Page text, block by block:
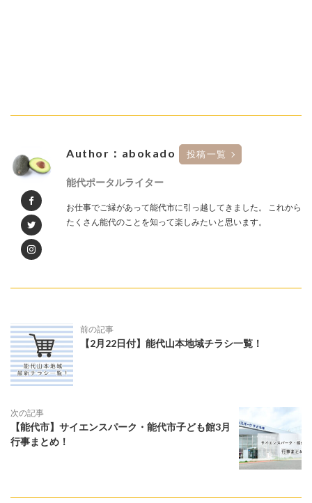
Author：abokado 投稿一覧
能代ポータルライター
お仕事でご縁があって能代市に引っ越してきました。 これから
たくさん能代のことを知って楽しみたいと思います。
前の記事
【2月22日付】能代山本地域チラシ一覧！
次の記事
【能代市】サイエンスパーク・能代市子ども館3月
行事まとめ！